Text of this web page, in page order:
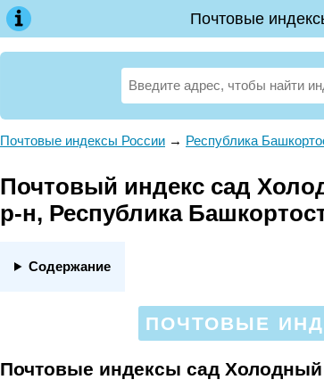
Почтовые
Почтовые индексы России → Республика
Почтовый индекс сад
р-н, Республика
Содержание
ПОЧТОВЫЕ
Почтовые индексы сад